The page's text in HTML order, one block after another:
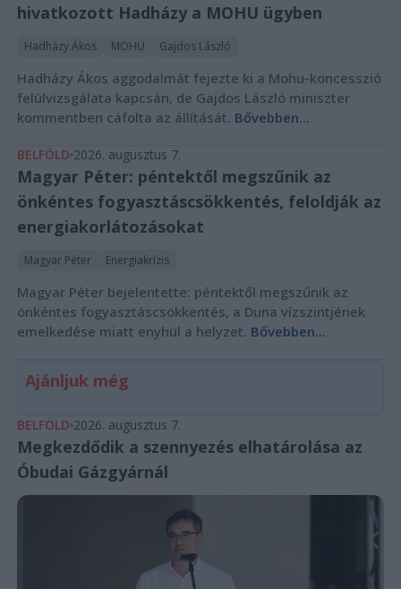
hivatkozott Hadházy a MOHU ügyben
Hadházy Ákos MOHU Gajdos László
Hadházy Ákos aggodalmát fejezte ki a Mohu-koncesszió
felülvizsgálata kapcsán, de Gajdos László miniszter
kommentben cáfolta az állítását. Bővebben...
BELFÖLD 2026. augusztus 7.
Magyar Péter: péntektől megszűnik az
önkéntes fogyasztáscsökkentés, feloldják az
energiakorlátozásokat
Magyar Péter Energiakrízis
Magyar Péter bejelentette: péntektől megszűnik az
önkéntes fogyasztáscsökkentés, a Duna vízszintjének
emelkedése miatt enyhül a helyzet. Bővebben...
Ajánljuk még
BELFÖLD 2026. augusztus 7.
Megkezdődik a szennyezés elhatárolása az
Óbudai Gázgyárnál